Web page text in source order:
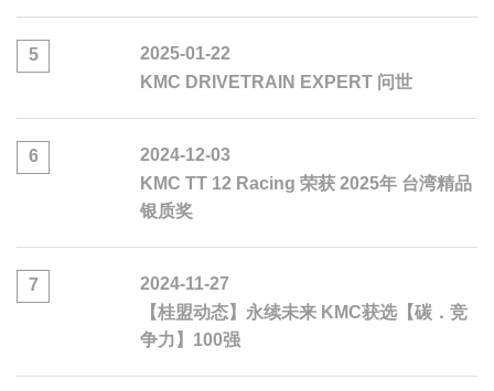
5
2025-01-22
KMC DRIVETRAIN EXPERT 问世
6
2024-12-03
KMC TT 12 Racing 荣获 2025年 台湾精品
银质奖
7
2024-11-27
【桂盟动态】永续未来 KMC获选【碳．竞
争力】100强